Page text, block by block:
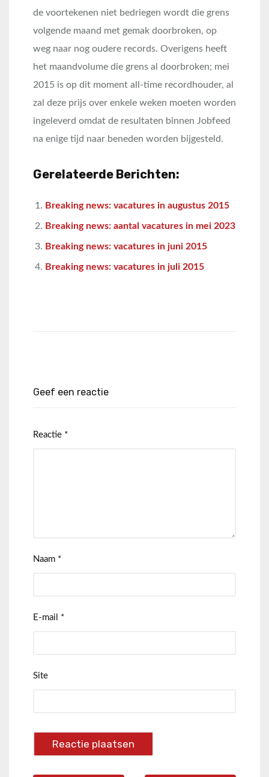
de voortekenen niet bedriegen wordt die grens
volgende maand met gemak doorbroken, op
weg naar nog oudere records. Overigens heeft
het maandvolume die grens al doorbroken; mei
2015 is op dit moment all-time recordhouder, al
zal deze prijs over enkele weken moeten worden
ingeleverd omdat de resultaten binnen Jobfeed
na enige tijd naar beneden worden bijgesteld.
Gerelateerde Berichten:
Breaking news: vacatures in augustus 2015
Breaking news: aantal vacatures in mei 2023
Breaking news: vacatures in juni 2015
Breaking news: vacatures in juli 2015
Geef een reactie
Reactie *
Naam *
E-mail *
Site